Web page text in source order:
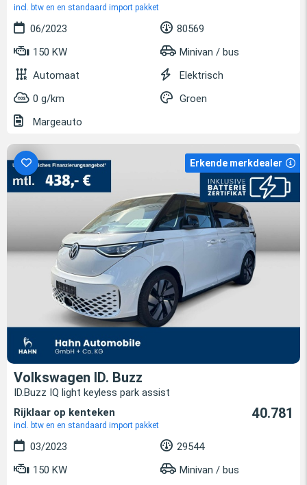
incl. btw en en standaard import pakket
06/2023
80569
150 KW
Minivan / bus
Automaat
Elektrisch
0 g/km
Groen
Margeauto
Erkende merkdealer
Volkswagen ID. Buzz
ID.Buzz IQ light keyless park assist
Rijklaar op kenteken
incl. btw en en standaard import pakket
40.781
03/2023
29544
150 KW
Minivan / bus